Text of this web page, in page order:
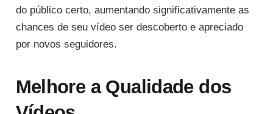
do público certo, aumentando significativamente as
chances de seu vídeo ser descoberto e apreciado
por novos seguidores.
Melhore a Qualidade dos